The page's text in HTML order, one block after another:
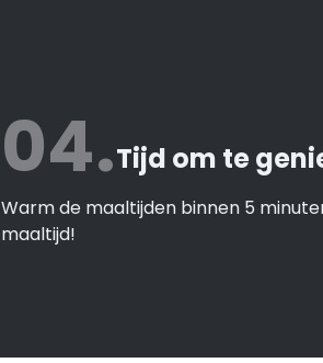
04.Tijd om te
Warm de maaltijden binnen 5
maaltijd!